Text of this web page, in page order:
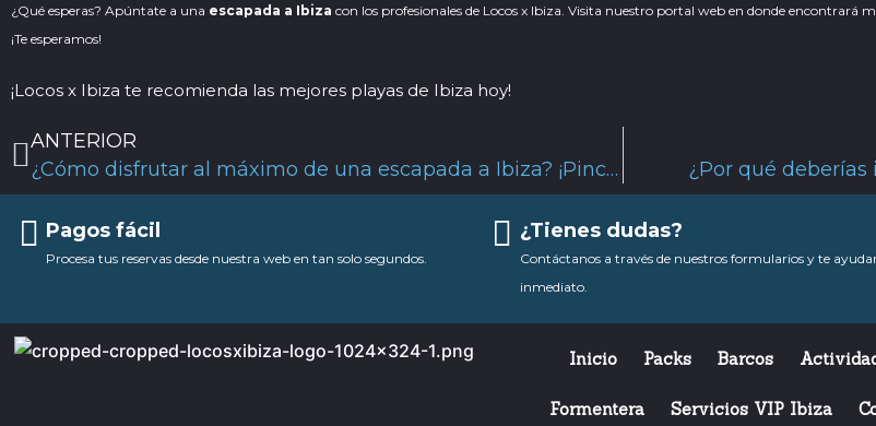
¿Qué esperas? Apúntate a una escapada a Ibiza con los profesionales de Locos x Ibiza. Visita nuestro portal web en donde encontrará
¡Te esperamos!
¡Locos x Ibiza te recomienda las mejores playas de Ibiza hoy!
Ant
ANTERIOR
¿Cómo disfrutar al máximo de una escapada a Ibiza? ¡Pincha aquí!
¿Por qué deberías
Pagos fácil
Procesa tus reservas desde nuestra web en tan solo segundos.
¿Tienes dudas?
Contáctanos a través de nuestros formularios y te
inmediato.
Inicio Packs Barcos
Formentera Servicios VIP Ibiza